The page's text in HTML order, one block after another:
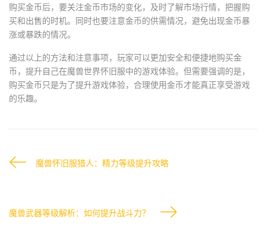
购买金币后，要关注金币市场的变化，及时了解市场行情，把握购
买和出售的时机。同时也要注意金币的供需情况，避免出现金币暴
涨或暴跌的情况。
通过以上的方法和注意事项，玩家可以更加安全和便捷地购买金
币，提升自己在魔兽世界怀旧服中的游戏体验。但需要强调的是，
购买金币只是为了提升游戏体验，合理使用金币才能真正享受游戏
的乐趣。
魔兽怀旧服猎人：精力等级提升攻略
魔兽武器等级解析：如何提升战斗力？